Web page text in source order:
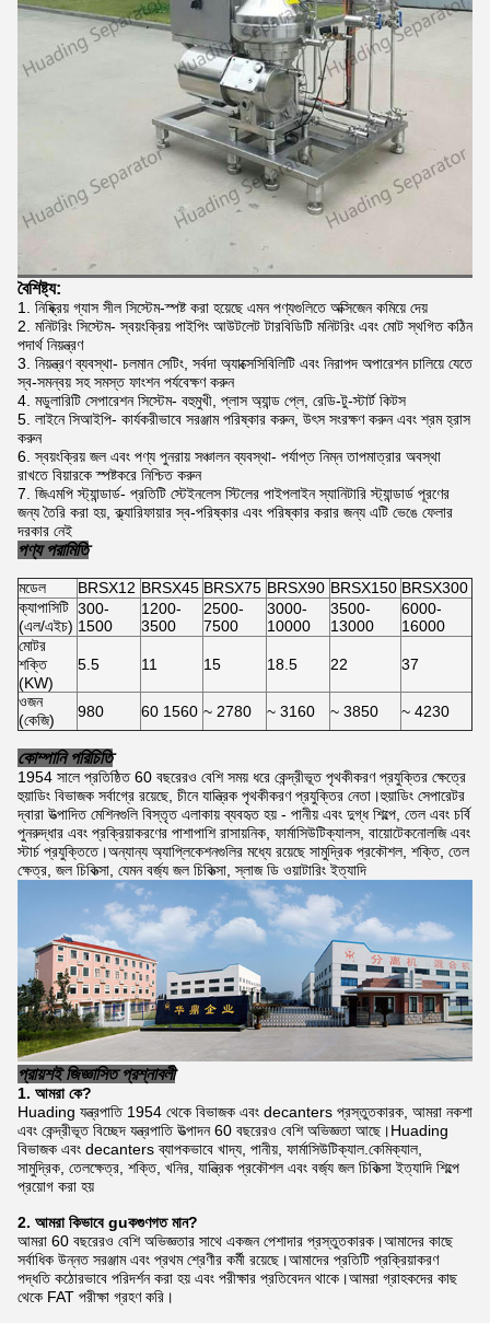
বৈশিষ্ট্য:
নিষ্ক্রিয় গ্যাস সীল সিস্টেম-স্পষ্ট করা হয়েছে এমন পণ্যগুলিতে অক্সিজেন কমিয়ে দেয়
মনিটরিং সিস্টেম- স্বয়ংক্রিয় পাইপিং আউটলেট টারবিডিটি মনিটরিং এবং মোট স্থগিত কঠিন
পদার্থ নিয়ন্ত্রণ
নিয়ন্ত্রণ ব্যবস্থা- চলমান সেটিং, সর্বদা অ্যাক্সেসিবিলিটি এবং নিরাপদ অপারেশন চালিয়ে যেতে
স্ব-সমন্বয় সহ সমস্ত ফাংশন পর্যবেক্ষণ করুন
মডুলারিটি সেপারেশন সিস্টেম- বহুমুখী, প্লাস অ্যান্ড প্লে, রেডি-টু-স্টার্ট কিটস
লাইনে সিআইপি- কার্যকরীভাবে সরঞ্জাম পরিষ্কার করুন, উৎস সংরক্ষণ করুন এবং শ্রম হ্রাস
করুন
স্বয়ংক্রিয় জল এবং পণ্য পুনরায় সঞ্চালন ব্যবস্থা- পর্যাপ্ত নিম্ন তাপমাত্রার অবস্থা
রাখতে বিয়ারকে স্পষ্টকরে নিশ্চিত করুন
জিএমপি স্ট্যান্ডার্ড- প্রতিটি স্টেইনলেস স্টিলের পাইপলাইন স্যানিটারি স্ট্যান্ডার্ড পূরণের
জন্য তৈরি করা হয়, ক্ল্যারিফায়ার স্ব-পরিষ্কার এবং পরিষ্কার করার জন্য এটি ভেঙে ফেলার
দরকার নেই
পণ্য পরামিতি
মডেল BRSX12 BRSX45 BRSX75 BRSX90 BRSX150 BRSX300
ক্যাপাসিটি
(এল/এইচ)
300-
1500
1200-
3500
2500-
7500
3000-
10000
3500-
13000
6000-
16000
মোটর
শক্তি
(KW)
5.5 11 15 18.5 22 37
ওজন
(কেজি)
980 60 1560 ~ 2780 ~ 3160 ~ 3850 ~ 4230
কোম্পানি পরিচিতি
1954 সালে প্রতিষ্ঠিত 60 বছরেরও বেশি সময় ধরে কেন্দ্রীভূত পৃথকীকরণ প্রযুক্তির ক্ষেত্রে
হুয়াডিং বিভাজক সর্বাগ্রে রয়েছে, চীনে যান্ত্রিক পৃথকীকরণ প্রযুক্তির নেতা।হুয়াডিং সেপারেটর
দ্বারা উত্পাদিত মেশিনগুলি বিস্তৃত এলাকায় ব্যবহৃত হয় - পানীয় এবং দুগ্ধ শিল্পে, তেল এবং চর্বি
পুনরুদ্ধার এবং প্রক্রিয়াকরণের পাশাপাশি রাসায়নিক, ফার্মাসিউটিক্যালস, বায়োটেকনোলজি এবং
স্টার্চ প্রযুক্তিতে।অন্যান্য অ্যাপ্লিকেশনগুলির মধ্যে রয়েছে সামুদ্রিক প্রকৌশল, শক্তি, তেল
ক্ষেত্র, জল চিকিত্সা, যেমন বর্জ্য জল চিকিত্সা, স্লাজ ডি ওয়াটারিং ইত্যাদি
প্রায়শই জিজ্ঞাসিত প্রশ্নাবলী
1. আমরা কে?
Huading যন্ত্রপাতি 1954 থেকে বিভাজক এবং decanters প্রস্তুতকারক, আমরা নকশা
এবং কেন্দ্রীভূত বিচ্ছেদ যন্ত্রপাতি উত্পাদন 60 বছরেরও বেশি অভিজ্ঞতা আছে।Huading
বিভাজক এবং decanters ব্যাপকভাবে খাদ্য, পানীয়, ফার্মাসিউটিক্যাল.কেমিক্যাল,
সামুদ্রিক, তেলক্ষেত্র, শক্তি, খনির, যান্ত্রিক প্রকৌশল এবং বর্জ্য জল চিকিত্সা ইত্যাদি শিল্পে
প্রয়োগ করা হয়
2. আমরা কিভাবে guকগুণগত মান?
আমরা 60 বছরেরও বেশি অভিজ্ঞতার সাথে একজন পেশাদার প্রস্তুতকারক।আমাদের কাছে
সর্বাধিক উন্নত সরঞ্জাম এবং প্রথম শ্রেণীর কর্মী রয়েছে।আমাদের প্রতিটি প্রক্রিয়াকরণ
পদ্ধতি কঠোরভাবে পরিদর্শন করা হয় এবং পরীক্ষার প্রতিবেদন থাকে।আমরা গ্রাহকদের কাছ
থেকে FAT পরীক্ষা গ্রহণ করি।